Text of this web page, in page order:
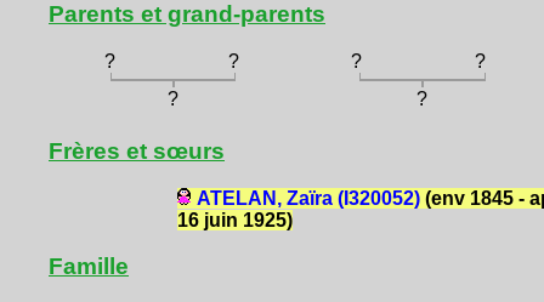
Parents et grand-parents
? ? ?
?
?
?
Frères et sœurs
ATELAN, Zaïra (I320052)(env 1845 -
16 juin 1925)
Famille